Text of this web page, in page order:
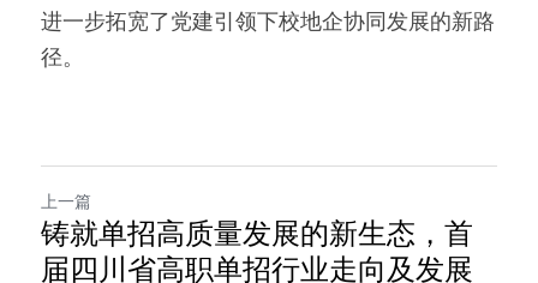
进一步拓宽了党建引领下校地企协同发展的新路
径。
上一篇
铸就单招高质量发展的新生态，首
届四川省高职单招行业走向及发展